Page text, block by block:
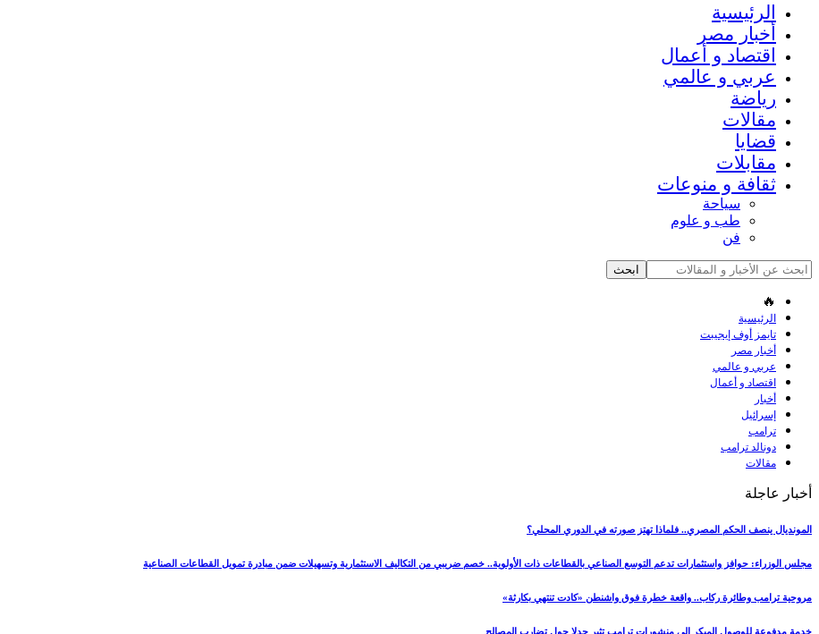
الرئيسية
أخبار مصر
اقتصاد و أعمال
عربي و عالمي
رياضة
مقالات
قضايا
مقابلات
ثقافة و منوعات
سياحة
طب و علوم
فن
🔥
الرئيسية
تايمز أوف إيجيبت
أخبار مصر
عربي و عالمي
اقتصاد و أعمال
أخبار
إسرائيل
ترامب
دونالد ترامب
مقالات
أخبار عاجلة
المونديال ينصف الحكم المصري.. فلماذا تهتز صورته في الدوري المحلي؟
مجلس الوزراء: حوافز واستثمارات تدعم التوسع الصناعي بالقطاعات ذات الأولوية.. خصم ضريبي من التكاليف الاستثمارية وتسهيلات ضمن مبادرة تمويل القطاعات الصناعية
مروحية ترامب وطائرة ركاب.. واقعة خطرة فوق واشنطن «كادت تنتهي بكارثة»
خدمة مدفوعة للوصول المبكر إلى منشورات ترامب تثير جدلا حول تضارب المصالح